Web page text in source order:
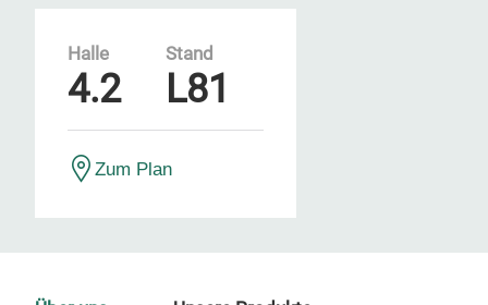
Halle
4.2
Stand
L81
Zum Plan